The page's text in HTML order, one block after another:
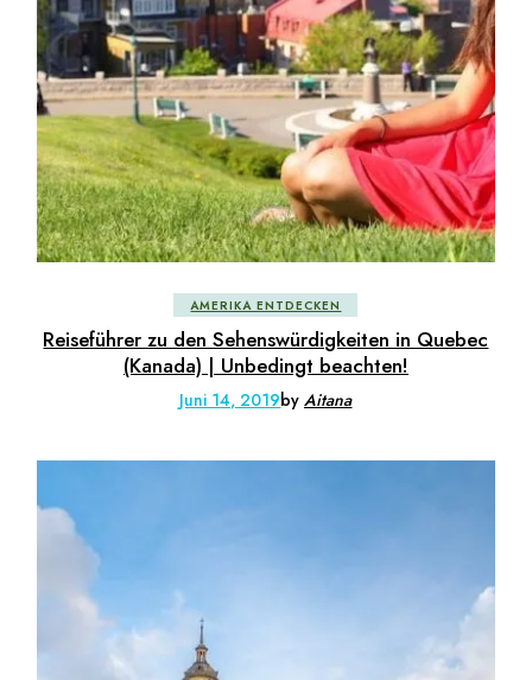
AMERIKA ENTDECKEN
Reiseführer zu den Sehenswürdigkeiten in Quebec
(Kanada) | Unbedingt beachten!
Juni 14, 2019byAitana